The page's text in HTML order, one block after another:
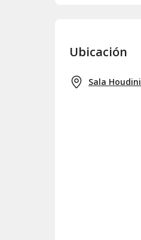
Ubicación
Sala Houdini